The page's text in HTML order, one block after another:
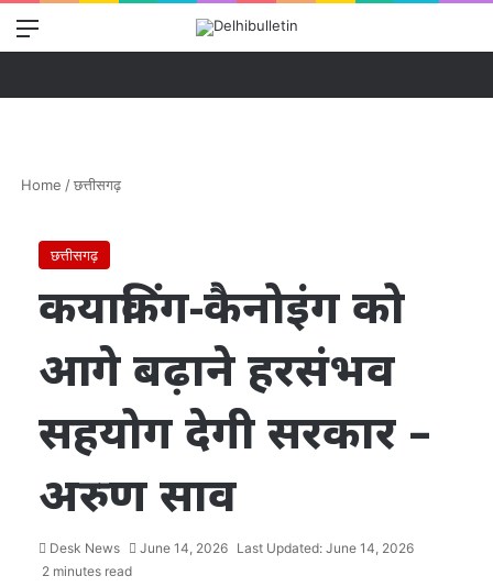
Menu
Home /छत्तीसगढ़
छत्तीसगढ़
कयाकिंग-कैनोइंग को
आगे बढ़ाने हरसंभव
सहयोग देगी सरकार –
अरुण साव
Desk News June 14, 2026 Last Updated: June 14, 2026
2 minutes read